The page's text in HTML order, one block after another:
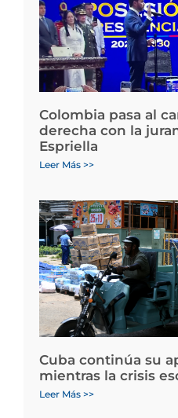
Colombia pasa al
derecha con la
Espriella
Leer Más >>
Cuba continúa su
mientras la crisis
Leer Más >>